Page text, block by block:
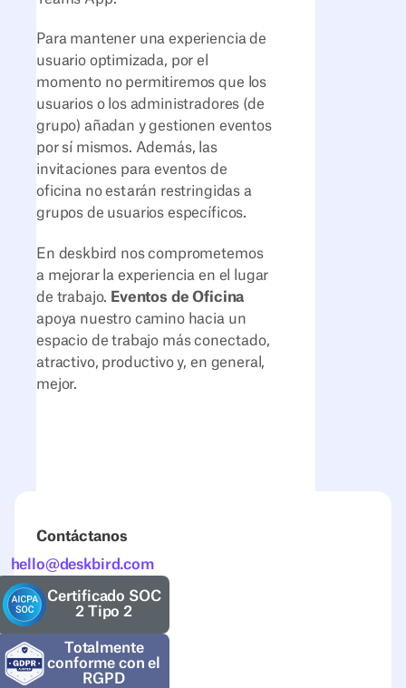
Para mantener una experiencia de
usuario optimizada, por el
momento no permitiremos que los
usuarios o los administradores (de
grupo) añadan y gestionen eventos
por sí mismos. Además, las
invitaciones para eventos de
oficina no estarán restringidas a
grupos de usuarios específicos.
En deskbird nos comprometemos
a mejorar la experiencia en el lugar
de trabajo. Eventos de Oficina
apoya nuestro camino hacia un
espacio de trabajo más conectado,
atractivo, productivo y, en general,
mejor.
Contáctanos
hello@deskbird.com
Certificado SOC
2 Tipo 2
Totalmente
conforme con el
RGPD